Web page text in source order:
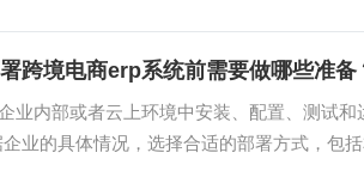
跨境电商erp系统前需要做哪些准备
业内部或者云上环境中安装、配置、测试
业的具体情况，选择合适的部署方式，包